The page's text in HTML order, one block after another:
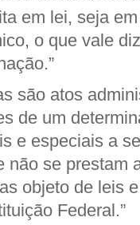
em lei, seja
o que vale
são atos
de um
e especiais a
não se prestam
objeto de leis
Federal.”